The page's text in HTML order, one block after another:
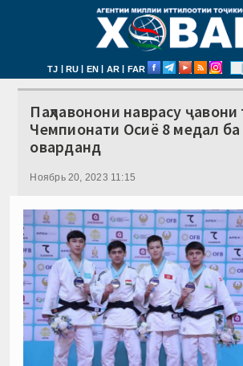
TJ | RU | EN | AR | FAR
Паҳлавонони наврасу
Чемпионати Осиё 8 медал ба
оварданд
Ноябрь 20, 2023 11:15